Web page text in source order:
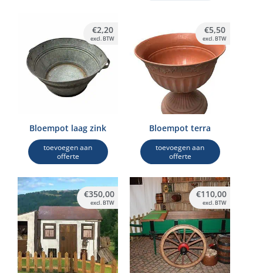
Bloempot laag zink
toevoegen aan
offerte
€2,20
excl. BTW
Bloempot terra
toevoegen aan
offerte
€5,50
excl. BTW
€350,00
excl. BTW
€110,00
excl. BTW